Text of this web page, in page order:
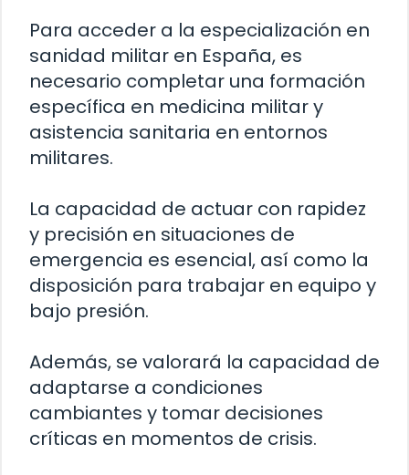
Para acceder a la especialización en
sanidad militar en España, es
necesario completar una formación
específica en medicina militar y
asistencia sanitaria en entornos
militares.
La capacidad de actuar con rapidez
y precisión en situaciones de
emergencia es esencial, así como la
disposición para trabajar en equipo y
bajo presión.
Además, se valorará la capacidad de
adaptarse a condiciones
cambiantes y tomar decisiones
críticas en momentos de crisis.